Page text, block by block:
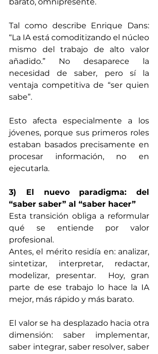
Tal como describe Enrique Dans:
“La IA está comoditizando el núcleo
mismo del trabajo de alto valor
añadido.” No desaparece la
necesidad de saber, pero sí la
ventaja competitiva de “ser quien
sabe”.
Esto afecta especialmente a los
jóvenes, porque sus primeros roles
estaban basados precisamente en
procesar información, no en
ejecutarla.
3) El nuevo paradigma: del
“saber saber” al “saber hacer”
Esta transición obliga a reformular
qué se entiende por valor
profesional.
Antes, el mérito residía en: analizar,
sintetizar, interpretar, redactar,
modelizar, presentar.  Hoy, gran
parte de ese trabajo lo hace la IA
mejor, más rápido y más barato.
El valor se ha desplazado hacia otra
dimensión: saber implementar,
saber integrar, saber resolver, saber